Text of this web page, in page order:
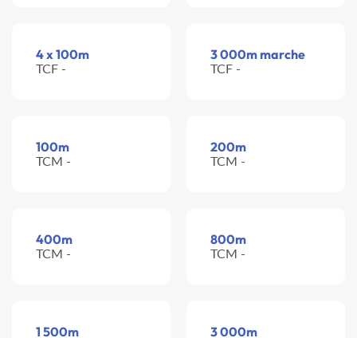
4 x 100m
TCF -
3 000m marche
TCF -
100m
TCM -
200m
TCM -
400m
TCM -
800m
TCM -
1 500m 3 000m